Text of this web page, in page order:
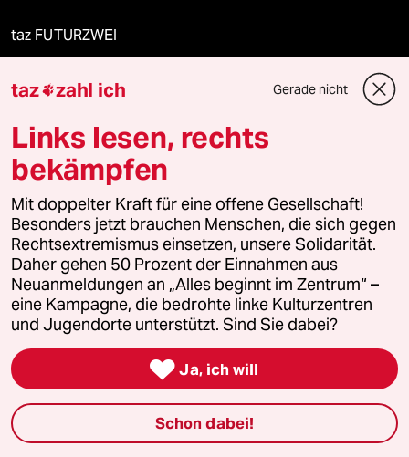
taz FUTURZWEI
Le Monde diplomatique
taz Archiv
Mehr taz Angebote
Reisen
Kantine
Shop
taz zahl ich Gerade nicht
Links lesen, rechts
bekämpfen
Mit doppelter Kraft für eine offene Gesellschaft!
Besonders jetzt brauchen Menschen, die sich gegen
Rechtsextremismus einsetzen, unsere Solidarität.
Daher gehen 50 Prozent der Einnahmen aus
Neuanmeldungen an „Alles beginnt im Zentrum“ –
eine Kampagne, die bedrohte linke Kulturzentren
und Jugendorte unterstützt. Sind Sie dabei?
 Ja, ich will
Schon dabei!